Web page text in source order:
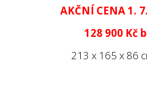
AKČNÍ CENA 1.
128 900 Kč
213 x 165 x 86